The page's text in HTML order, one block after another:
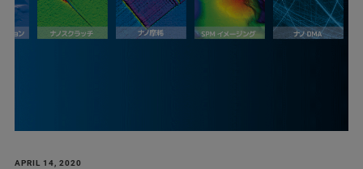
APRIL 14, 2020